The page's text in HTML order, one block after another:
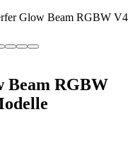
Glow Beam RGBW V4
Beam RGBW